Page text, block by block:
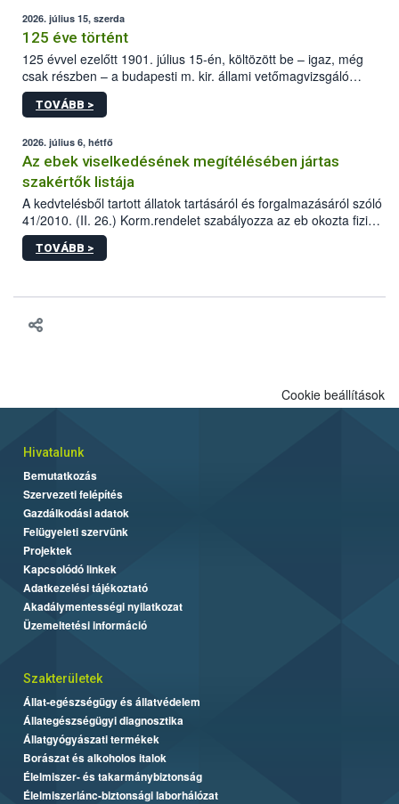
2026. július 15, szerda
125 éve történt
125 évvel ezelőtt 1901. július 15-én, költözött be – igaz, még
csak részben – a budapesti m. kir. állami vetőmagvizsgáló
állomás a Kis Rókus utca 15. szám alatti, Czigler Győző által
tervezett új épületébe.
TOVÁBB >
2026. július 6, hétfő
Az ebek viselkedésének megítélésében jártas
szakértők listája
A kedvtelésből tartott állatok tartásáról és forgalmazásáról szóló
41/2010. (II. 26.) Korm.rendelet szabályozza az eb okozta fizikai
sérülés, illetve ennek veszélye keletkezésekor felmerülő
hatósági feladatokat, valamint a veszélyes eb tartását és annak
TOVÁBB >
Cookie beállítások
Hivatalunk
Bemutatkozás
Szervezeti felépítés
Gazdálkodási adatok
Felügyeleti szervünk
Projektek
Kapcsolódó linkek
Adatkezelési tájékoztató
Akadálymentességi nyilatkozat
Üzemeltetési információ
Szakterületek
Állat-egészségügy és állatvédelem
Állategészségügyi diagnosztika
Állatgyógyászati termékek
Borászat és alkoholos italok
Élelmiszer- és takarmánybiztonság
Élelmiszerlánc-biztonsági laborhálózat